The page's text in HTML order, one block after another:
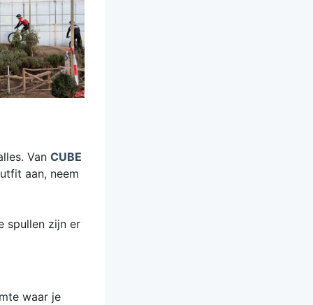
Van CUBE
aan, neem
spullen zijn er
waar je